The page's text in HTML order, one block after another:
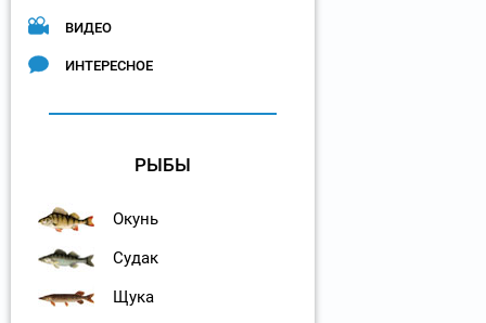
ВИДЕО
ИНТЕРЕСНОЕ
РЫБЫ
Окунь
Судак
Щука